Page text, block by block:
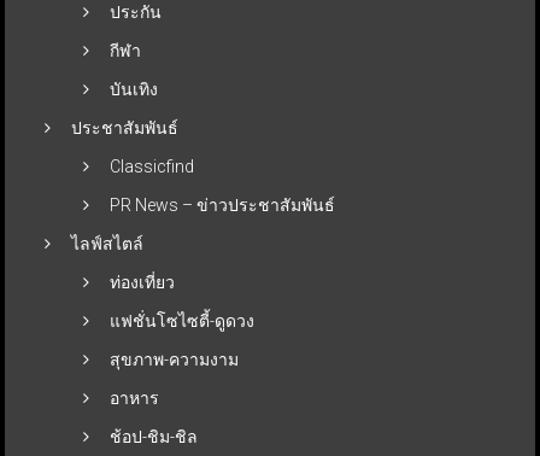
ประกัน
กีฬา
บันเทิง
ประชาสัมพันธ์
Classicfind
PR News – ข่าวประชาสัมพันธ์
ไลฟ์สไตล์
ท่องเที่ยว
แฟชั่นโซไซตี้-ดูดวง
สุขภาพ-ความงาม
อาหาร
ช้อป-ชิม-ชิล